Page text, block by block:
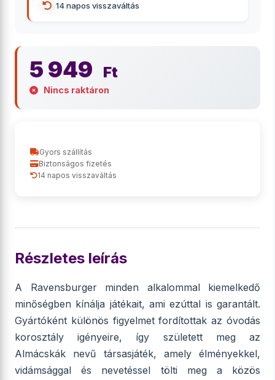
14 napos visszaváltás
5 949 Ft
Nincs raktáron
Gyors szállítás
Biztonságos fizetés
14 napos visszaváltás
Részletes leírás
A Ravensburger minden alkalommal kiemelkedő
minőségben kínálja játékait, ami ezúttal is garantált.
Gyártóként különös figyelmet fordítottak az óvodás
korosztály igényeire, így született meg az
Almácskák nevű társasjáték, amely élményekkel,
vidámsággal és nevetéssel tölti meg a közös